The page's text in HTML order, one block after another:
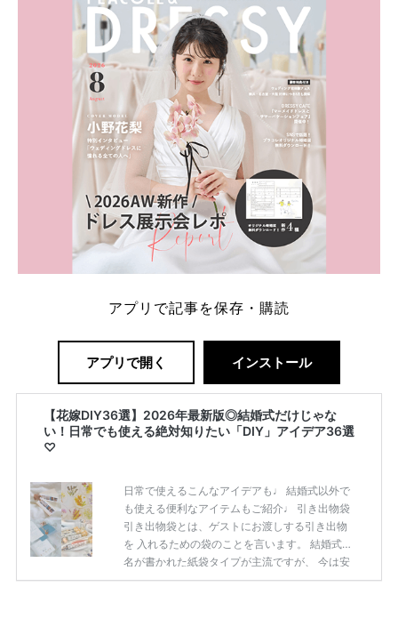
一番お得？」「プラコレの特典は？」といった疑問も
解決します。 まずは診断で候補を絞れる「ウェディ
ング診断」か、体験型 […]
続きを読む
アプリで記事を保存・購読
アプリで開く インストール
【花嫁DIY36選】2026年最新版◎結婚式だけじゃな
い！日常でも使える絶対知りたい「DIY」アイデア36選
♡
日常で使えるこんなアイデアも♩ 結婚式以外で
も使える便利なアイテムもご紹介♩ 引き出物袋
引き出物袋とは、ゲストにお渡しする引き出物
を 入れるための袋のことを言います。 結婚式場
名が書かれた紙袋タイプが主流ですが、 今は安
値で様々なタイプの袋を自身で 用意するという